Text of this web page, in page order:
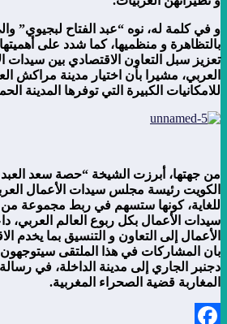
و في كلمة له، نوه “عبد الفتاح لبجيوي”
بالتظاهرة و منظميها، كما شدد على
تعزيز سبل التعاون الاقتصادي بين سيدات
العربي، مشيرا بأن اختيار مدينة مراكش
للامكانيات الكبيرة التي توفرها المدينة
من جهتها، أبرزت الشيخة “حصة سعد العبد
الكويت رئيسة مجلس سيدات الأعمال
للغاية، كونها ستسهم في ربط مجموعة من
سيدات الأعمال بكل ربوع العالم العربي،
الأعمال إلى التعاون و التنسيق بما يخدم
دجنبر الجاري إلى مدينة الداخلة، في
المغاربة قضية الصحراء المغربية.